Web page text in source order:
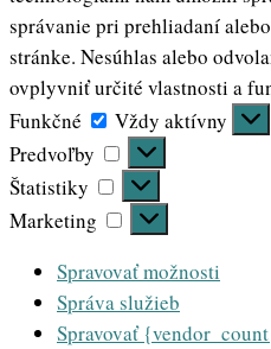
správanie pri prehliadaní
stránke. Nesúhlas alebo
ovplyvniť určité vlastnosti a
Funkčné
Funkčné
Vždy aktívny
Predvoľby
Predvoľby
Štatistiky
Štatistiky
Marketing
Marketing
Spravovať možnosti
Správa služieb
Spravovať